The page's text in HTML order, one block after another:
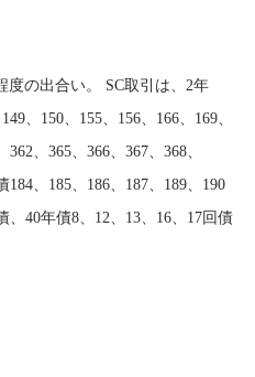
度の出合い。 SC取引は、2年
、150、155、156、166、169、
、365、366、367、368、
184、185、186、187、189、190
、40年債8、12、13、16、17回債